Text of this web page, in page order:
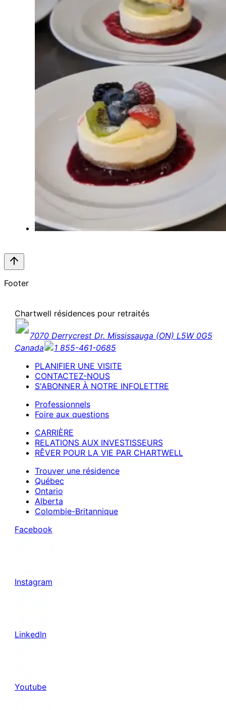
Footer
Chartwell résidences pour retraités
7070 Derrycrest Dr. Mississauga (ON) L5W 0G5
Canada
1 855-461-0685
PLANIFIER UNE VISITE
CONTACTEZ-NOUS
S'ABONNER À NOTRE INFOLETTRE
Professionnels
Foire aux questions
CARRIÈRE
RELATIONS AUX INVESTISSEURS
RÊVER POUR LA VIE PAR CHARTWELL
Trouver une résidence
Québec
Ontario
Alberta
Colombie-Britannique
Facebook
Instagram
LinkedIn
Youtube